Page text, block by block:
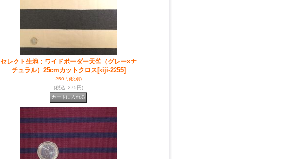
セレクト生地：ワイドボーダー天竺（グレー×ナ
チュラル）25cmカットクロス [kiji-2255]
250円(税別)
(税込: 275円)